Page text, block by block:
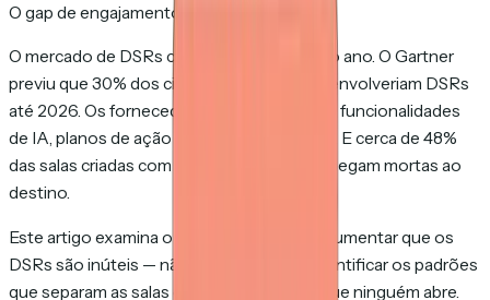
O gap de engajamento
O mercado de DSRs cresce mais de 20% ao ano. O Gartner
previu que 30% dos ciclos de vendas B2B envolveriam DSRs
até 2026. Os fornecedores estão lançando funcionalidades
de IA, planos de ação mútuos, vídeo e chat. E cerca de 48%
das salas criadas com essas ferramentas chegam mortas ao
destino.
Este artigo examina o porquê. Não para argumentar que os
DSRs são inúteis — não são — mas para identificar os padrões
que separam as salas que funcionam das que ninguém abre.